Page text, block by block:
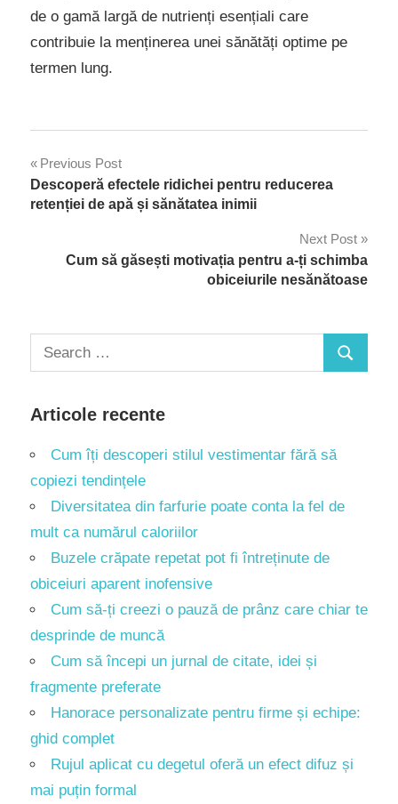
de o gamă largă de nutrienți esențiali care
contribuie la menținerea unei sănătăți optime pe
termen lung.
Navigare
în
Previous Post
Descoperă efectele ridichei pentru reducerea
retenției de apă și sănătatea inimii
Next Post
Cum să găsești motivația pentru a-ți schimba
obiceiurile nesănătoase
Search
for:
Search
Articole recente
Cum îți descoperi stilul vestimentar fără să
copiezi tendințele
Diversitatea din farfurie poate conta la fel de
mult ca numărul caloriilor
Buzele crăpate repetat pot fi întreținute de
obiceiuri aparent inofensive
Cum să-ți creezi o pauză de prânz care chiar te
desprinde de muncă
Cum să începi un jurnal de citate, idei și
fragmente preferate
Hanorace personalizate pentru firme și echipe:
ghid complet
Rujul aplicat cu degetul oferă un efect difuz și
mai puțin formal